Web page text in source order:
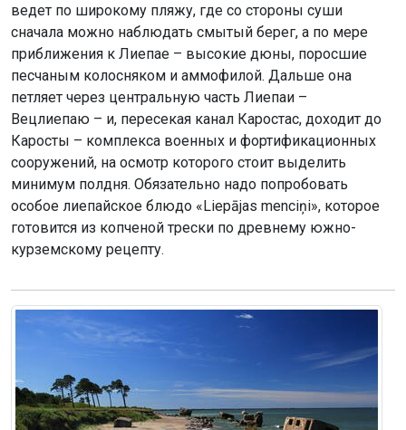
ведет по широкому пляжу, где со стороны суши
сначала можно наблюдать смытый берег, а по мере
приближения к Лиепае – высокие дюны, поросшие
песчаным колосняком и аммофилой. Дальше она
петляет через центральную часть Лиепаи –
Вецлиепаю – и, пересекая канал Каростас, доходит до
Каросты – комплекса военных и фортификационных
сооружений, на осмотр которого стоит выделить
минимум полдня. Обязательно надо попробовать
особое лиепайское блюдо «Liepājas menciņi», которое
готовится из копченой трески по древнему южно-
курземскому рецепту.